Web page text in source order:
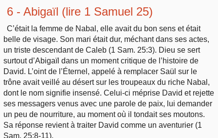
6 - Abigaïl (lire 1 Samuel 25)
C’était la femme de Nabal, elle avait du bon sens et était
belle de visage. Son mari était dur, méchant dans ses actes,
un triste descendant de Caleb (1 Sam. 25:3). Dieu se sert
surtout d’Abigaïl dans un moment critique de l’histoire de
David. L’oint de l’Éternel, appelé à remplacer Saül sur le
trône avait veillé au désert sur les troupeaux du riche Nabal,
dont le nom signifie insensé. Celui-ci méprise David et rejette
ses messagers venus avec une parole de paix, lui demander
un peu de nourriture, au moment où il tondait ses moutons.
Sa réponse revient à traiter David comme un aventurier (1
Sam. 25:8-11).